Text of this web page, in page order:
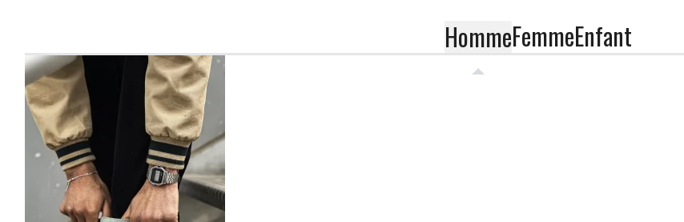
HommeFemmeEnfant